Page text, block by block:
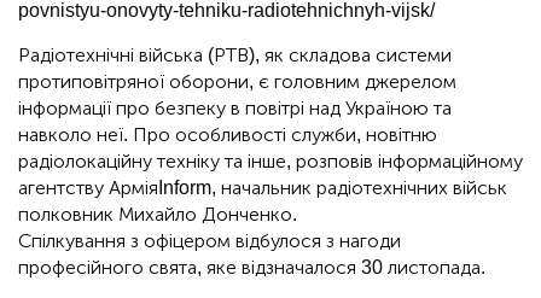
povnistyu-onovyty-tehniku-radiotehnichnyh-vijsk/
Радіотехнічні війська (РТВ), як складова системи
протиповітряної оборони, є головним джерелом
інформації про безпеку в повітрі над Україною та
навколо неї. Про особливості служби, новітню
радіолокаційну техніку та інше, розповів інформаційному
агентству АрміяInform, начальник радіотехнічних військ
полковник Михайло Донченко.
Спілкування з офіцером відбулося з нагоди
професійного свята, яке відзначалося 30 листопада.